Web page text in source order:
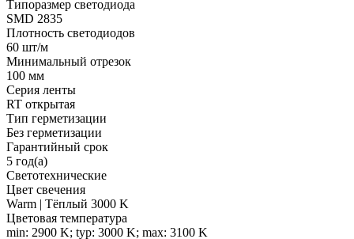
Типоразмер светодиода
SMD 2835
Плотность светодиодов
60 шт/м
Минимальный отрезок
100 мм
Серия ленты
RT открытая
Тип герметизации
Без герметизации
Гарантийный срок
5 год(а)
Светотехнические
Цвет свечения
Warm | Тёплый 3000 K
Цветовая температура
min: 2900 K; typ: 3000 K; max: 3100 K